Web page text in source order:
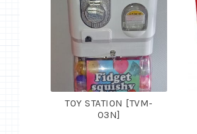
TOY STATION [TVM-
03N]